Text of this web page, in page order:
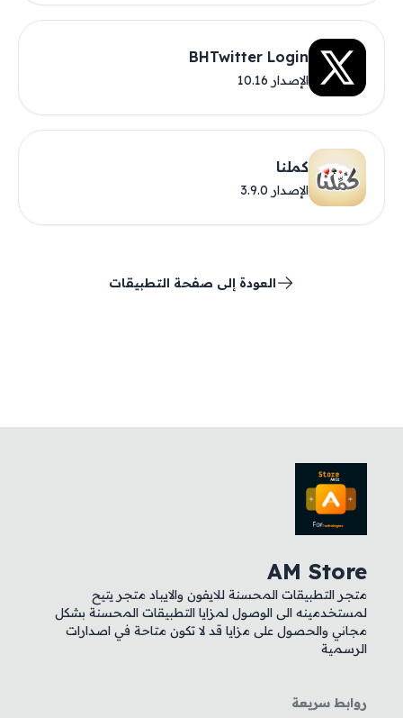
BHTwitter Login
الإصدار 10.16
كملنا
الإصدار 3.9.0
العودة إلى صفحة التطبيقات
AM Store
متجر التطبيقات المحسنة للايفون والايباد متجر يتيح
لمستخدمينه الى الوصول لمزايا التطبيقات المحسنة بشكل
مجاني والحصول على مزايا قد لا تكون متاحة في اصدارات
الرسمية
روابط سريعة